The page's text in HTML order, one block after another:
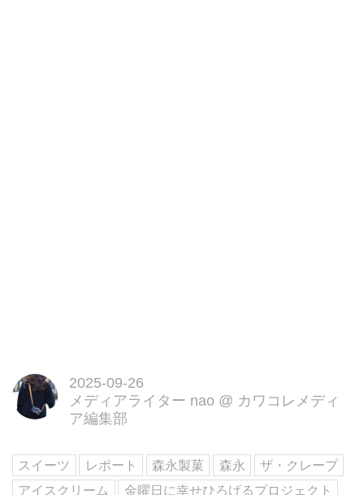
2025-09-26
メディアライター nao @ カワコレメディ
ア編集部
スイーツ レポート 森永製菓 森永
ザ・クレープ
アイスクリーム
金曜日に幸せひろげるプロジェクト